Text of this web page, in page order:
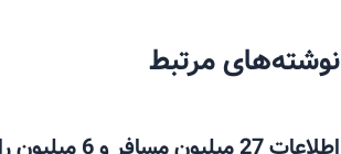
نوشته‌های مرتبط